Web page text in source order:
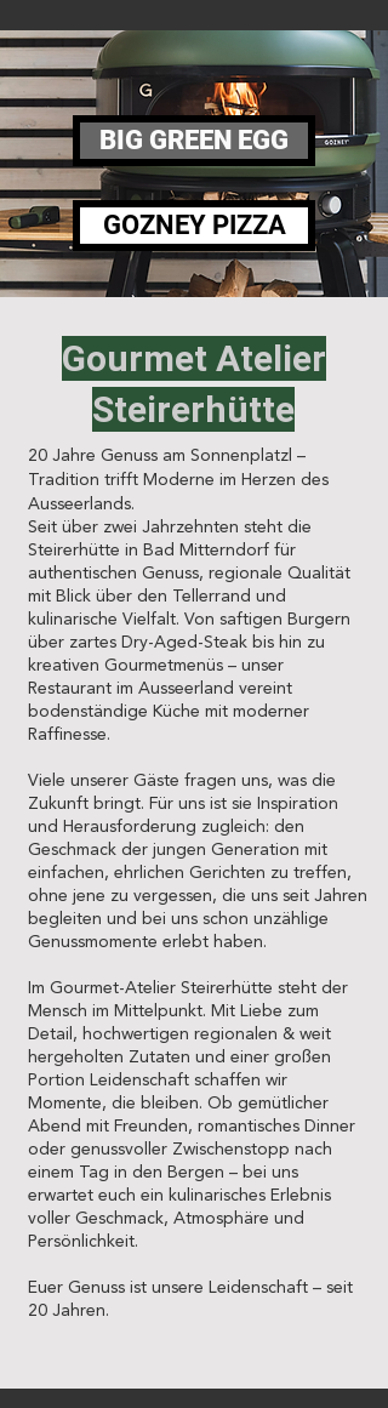
BIG GREEN EGG
GOZNEY PIZZA
Gourmet Atelier
Steirerhütte
20 Jahre Genuss am Sonnenplatzl –
Tradition trifft Moderne im Herzen des
Ausseerlands.
Seit über zwei Jahrzehnten steht die
Steirerhütte in Bad Mitterndorf für
authentischen Genuss, regionale Qualität
mit Blick über den Tellerrand und
kulinarische Vielfalt. Von saftigen Burgern
über zartes Dry-Aged-Steak bis hin zu
kreativen Gourmetmenüs – unser
Restaurant im Ausseerland vereint
bodenständige Küche mit moderner
Raffinesse.
Viele unserer Gäste fragen uns, was die
Zukunft bringt. Für uns ist sie Inspiration
und Herausforderung zugleich: den
Geschmack der jungen Generation mit
einfachen, ehrlichen Gerichten zu treffen,
ohne jene zu vergessen, die uns seit Jahren
begleiten und bei uns schon unzählige
Genussmomente erlebt haben.
Im Gourmet-Atelier Steirerhütte steht der
Mensch im Mittelpunkt. Mit Liebe zum
Detail, hochwertigen regionalen & weit
hergeholten Zutaten und einer großen
Portion Leidenschaft schaffen wir
Momente, die bleiben. Ob gemütlicher
Abend mit Freunden, romantisches Dinner
oder genussvoller Zwischenstopp nach
einem Tag in den Bergen – bei uns
erwartet euch ein kulinarisches Erlebnis
voller Geschmack, Atmosphäre und
Persönlichkeit.
Euer Genuss ist unsere Leidenschaft – seit
20 Jahren.